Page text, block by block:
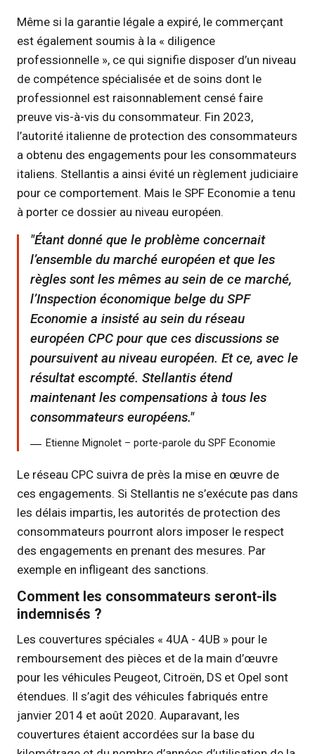
Même si la garantie légale a expiré, le commerçant
est également soumis à la « diligence
professionnelle », ce qui signifie disposer d’un niveau
de compétence spécialisée et de soins dont le
professionnel est raisonnablement censé faire
preuve vis-à-vis du consommateur. Fin 2023,
l’autorité italienne de protection des consommateurs
a obtenu des engagements pour les consommateurs
italiens. Stellantis a ainsi évité un règlement judiciaire
pour ce comportement. Mais le SPF Economie a tenu
à porter ce dossier au niveau européen.
Étant donné que le problème concernait
l’ensemble du marché européen et que les
règles sont les mêmes au sein de ce marché,
l’Inspection économique belge du SPF
Economie a insisté au sein du réseau
européen CPC pour que ces discussions se
poursuivent au niveau européen. Et ce, avec le
résultat escompté. Stellantis étend
maintenant les compensations à tous les
consommateurs européens.
Etienne Mignolet – porte-parole du SPF Economie
Le réseau CPC suivra de près la mise en œuvre de
ces engagements. Si Stellantis ne s’exécute pas dans
les délais impartis, les autorités de protection des
consommateurs pourront alors imposer le respect
des engagements en prenant des mesures. Par
exemple en infligeant des sanctions.
Comment les consommateurs seront-ils
indemnisés ?
Les couvertures spéciales « 4UA - 4UB » pour le
remboursement des pièces et de la main d’œuvre
pour les véhicules Peugeot, Citroën, DS et Opel sont
étendues. Il s’agit des véhicules fabriqués entre
janvier 2014 et août 2020. Auparavant, les
couvertures étaient accordées sur la base du